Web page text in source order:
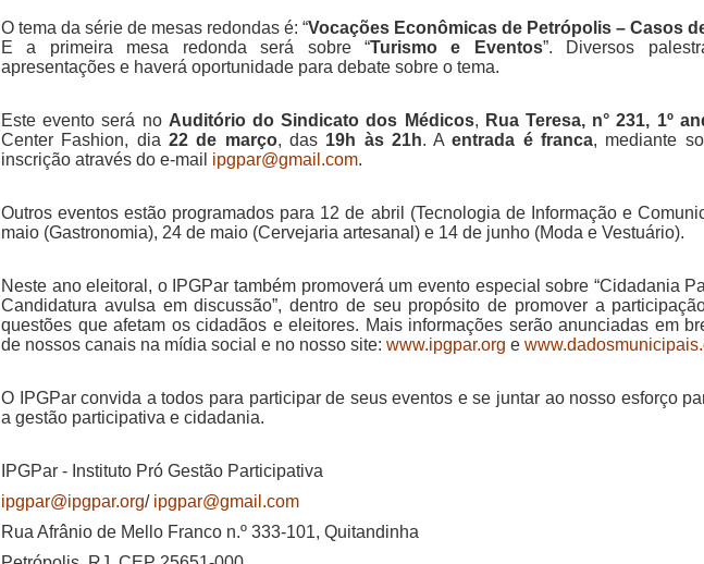
O tema da série de mesas redondas é: “Vocações Econômicas de Petrópolis – Casos
E a primeira mesa redonda será sobre “Turismo e Eventos”. Diversos
apresentações e haverá oportunidade para debate sobre o tema.
Este evento será no Auditório do Sindicato dos Médicos, Rua Teresa, n° 231, 1º
Center Fashion, dia 22 de março, das 19h às 21h. Aentrada é franca, mediante
inscrição através do e-mail ipgpar@gmail.com.
Outros eventos estão programados para 12 de abril (Tecnologia de Informação e
maio (Gastronomia), 24 de maio (Cervejaria artesanal) e 14 de junho (Moda e Vestuário).
Neste ano eleitoral, o IPGPar também promoverá um evento especial sobre “Cidadania
Candidatura avulsa em discussão”, dentro de seu propósito de promover a
questões que afetam os cidadãos e eleitores. Mais informações serão anunciadas em
de nossos canais na mídia social e no nosso site: www.ipgpar.org e
O IPGPar convida a todos para participar de seus eventos e se juntar ao nosso esforço
a gestão participativa e cidadania.
IPGPar - Instituto Pró Gestão Participativa
ipgpar@ipgpar.org/ ipgpar@gmail.com
Rua Afrânio de Mello Franco n.º 333-101, Quitandinha